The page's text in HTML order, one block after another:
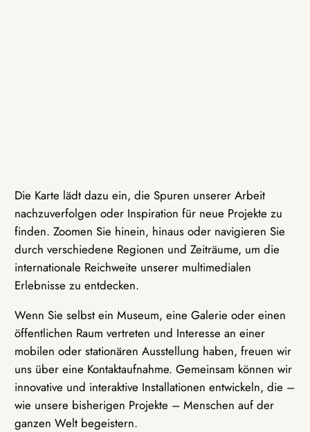
Die Karte lädt dazu ein, die Spuren unserer Arbeit
nachzuverfolgen oder Inspiration für neue Projekte zu
finden. Zoomen Sie hinein, hinaus oder navigieren Sie
durch verschiedene Regionen und Zeiträume, um die
internationale Reichweite unserer multimedialen
Erlebnisse zu entdecken.
Wenn Sie selbst ein Museum, eine Galerie oder einen
öffentlichen Raum vertreten und Interesse an einer
mobilen oder stationären Ausstellung haben, freuen wir
uns über eine Kontaktaufnahme. Gemeinsam können wir
innovative und interaktive Installationen entwickeln, die –
wie unsere bisherigen Projekte – Menschen auf der
ganzen Welt begeistern.